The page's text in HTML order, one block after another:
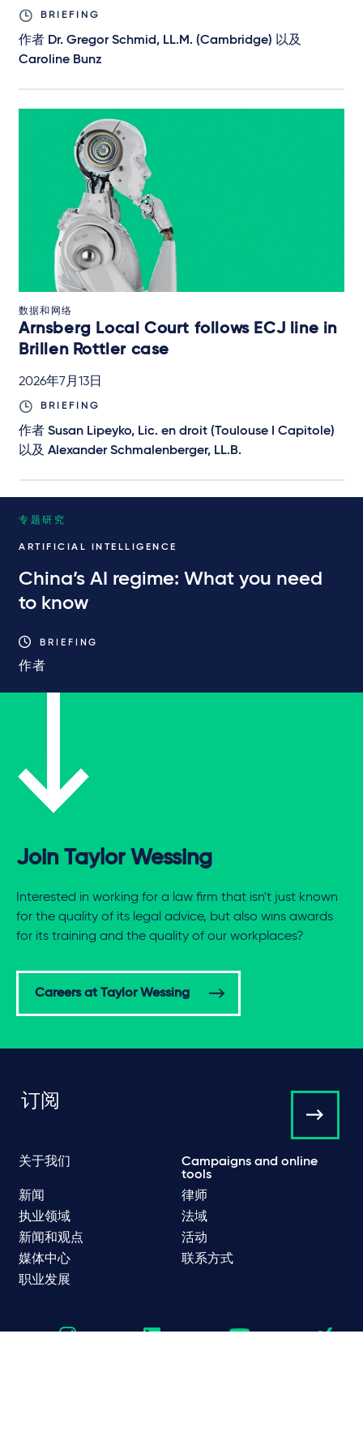
BRIEFING
作者 Dr. Gregor Schmid, LL.M. (Cambridge) 以及
Caroline Bunz
数据和网络
Arnsberg Local Court follows ECJ line in
Brillen Rottler case
2026年7月13日
BRIEFING
作者 Susan Lipeyko, Lic. en droit (Toulouse I Capitole)
以及 Alexander Schmalenberger, LL.B.
专题研究
ARTIFICIAL INTELLIGENCE
China’s AI regime: What you need
to know
BRIEFING
作者
Join Taylor Wessing
Interested in working for a law firm that isn't just known
for the quality of its legal advice, but also wins awards
for its training and the quality of our workplaces?
Careers at Taylor Wessing
订阅
关于我们
Campaigns and online
tools
新闻
律师
执业领域
法域
新闻和观点
活动
媒体中心
联系方式
职业发展